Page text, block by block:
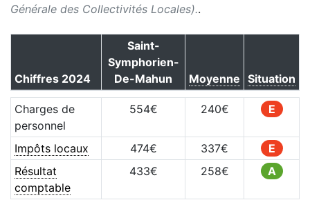
Générale des Collectivités Locales)..
Chiffres 2024
Saint-
Symphorien-
De-Mahun
Moyenne Situation
Charges de
personnel
554€ 240€ E
Impôts locaux 474€ 337€
E
Résultat
comptable
433€ 258€ A